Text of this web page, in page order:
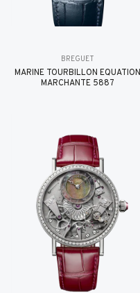
BREGUET
MARINE TOURBILLON ÉQUATION
MARCHANTE 5887